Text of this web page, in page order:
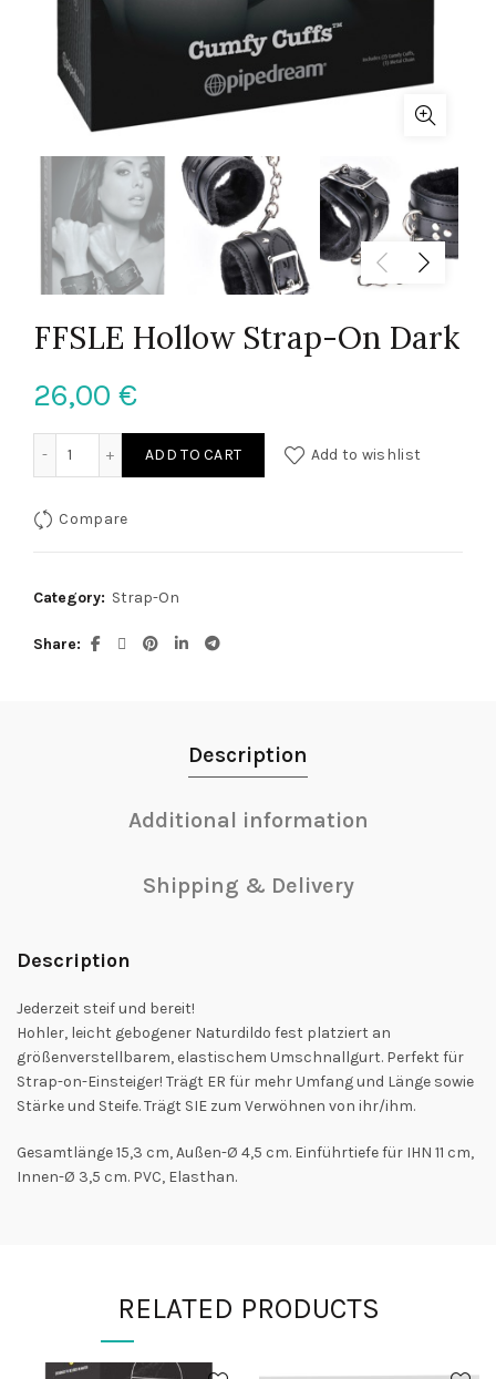
FFSLE Hollow Strap-On Dark
26,00 €
FFSLE Hollow Strap-On Dark quantity
ADD TO CART Add to wishlist
Compare
Category: Strap-On
Share
Description
Additional information
Shipping & Delivery
Description
Jederzeit steif und bereit!
Hohler, leicht gebogener Naturdildo fest platziert an
größenverstellbarem, elastischem Umschnallgurt. Perfekt für
Strap-on-Einsteiger! Trägt ER für mehr Umfang und Länge sowie
Stärke und Steife. Trägt SIE zum Verwöhnen von ihr/ihm.
Gesamtlänge 15,3 cm, Außen-Ø 4,5 cm. Einführtiefe für IHN 11 cm,
Innen-Ø 3,5 cm. PVC, Elasthan.
RELATED PRODUCTS